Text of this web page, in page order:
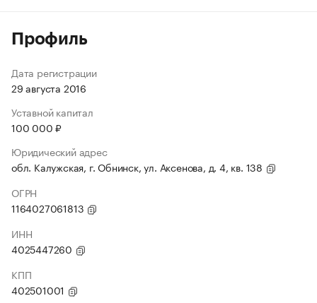
Профиль
Дата регистрации
29 августа 2016
Уставной капитал
100 000 ₽
Юридический адрес
обл. Калужская, г. Обнинск, ул. Аксенова, д. 4, кв. 138
ОГРН
1164027061813
ИНН
4025447260
КПП
402501001